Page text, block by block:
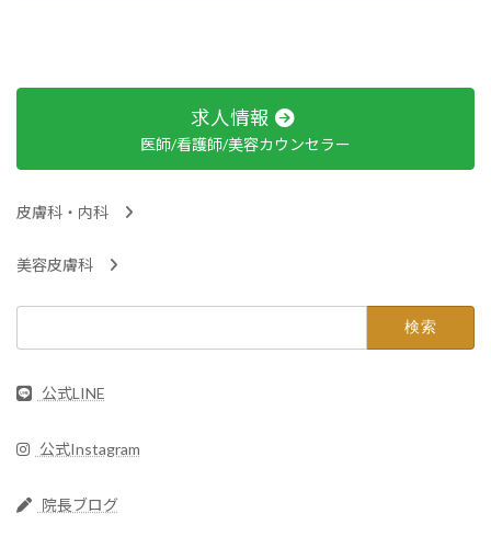
求人情報
医師/看護師/美容カウンセラー
皮膚科・内科
美容皮膚科
公式LINE
公式Instagram
院長ブログ